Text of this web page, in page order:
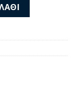
021 ποσότητα